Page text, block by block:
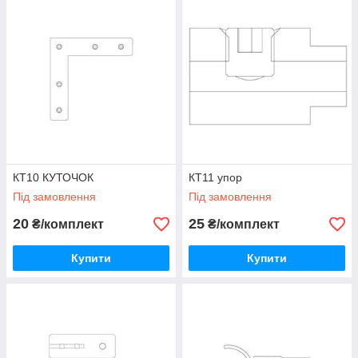
КТ10 КУТОЧОК
Під замовлення
20 ₴/комплект
Купити
КТ11 упор
Під замовлення
25 ₴/комплект
Купити